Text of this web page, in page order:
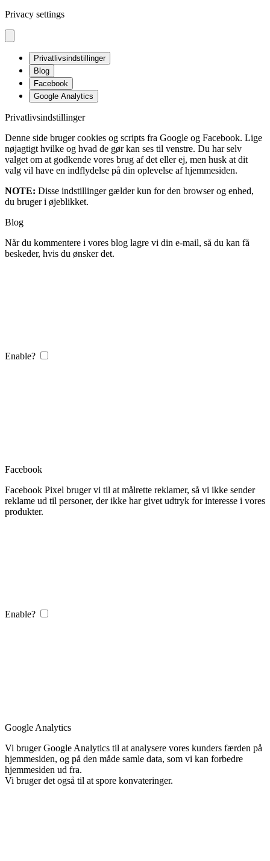
Privacy settings
Privatlivsindstillinger
Blog
Facebook
Google Analytics
Privatlivsindstillinger
Denne side bruger cookies og scripts fra Google og Facebook. Lige
nøjagtigt hvilke og hvad de gør kan ses til venstre. Du har selv
valget om at godkende vores brug af det eller ej, men husk at dit
valg vil have en indflydelse på din oplevelse af hjemmesiden.
NOTE: Disse indstillinger gælder kun for den browser og enhed,
du bruger i øjeblikket.
Blog
Når du kommentere i vores blog lagre vi din e-mail, så du kan få
beskeder, hvis du ønsker det.
Enable?
Facebook
Facebook Pixel bruger vi til at målrette reklamer, så vi ikke sender
reklame ud til personer, der ikke har givet udtryk for interesse i vores
produkter.
Enable?
Google Analytics
Vi bruger Google Analytics til at analysere vores kunders færden på
hjemmesiden, og på den måde samle data, som vi kan forbedre
hjemmesiden ud fra.
Vi bruger det også til at spore konvateringer.